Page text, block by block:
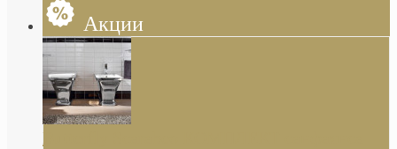
Акции
Butterfly Scarabeo КОМПЛЕКТ санфаянса